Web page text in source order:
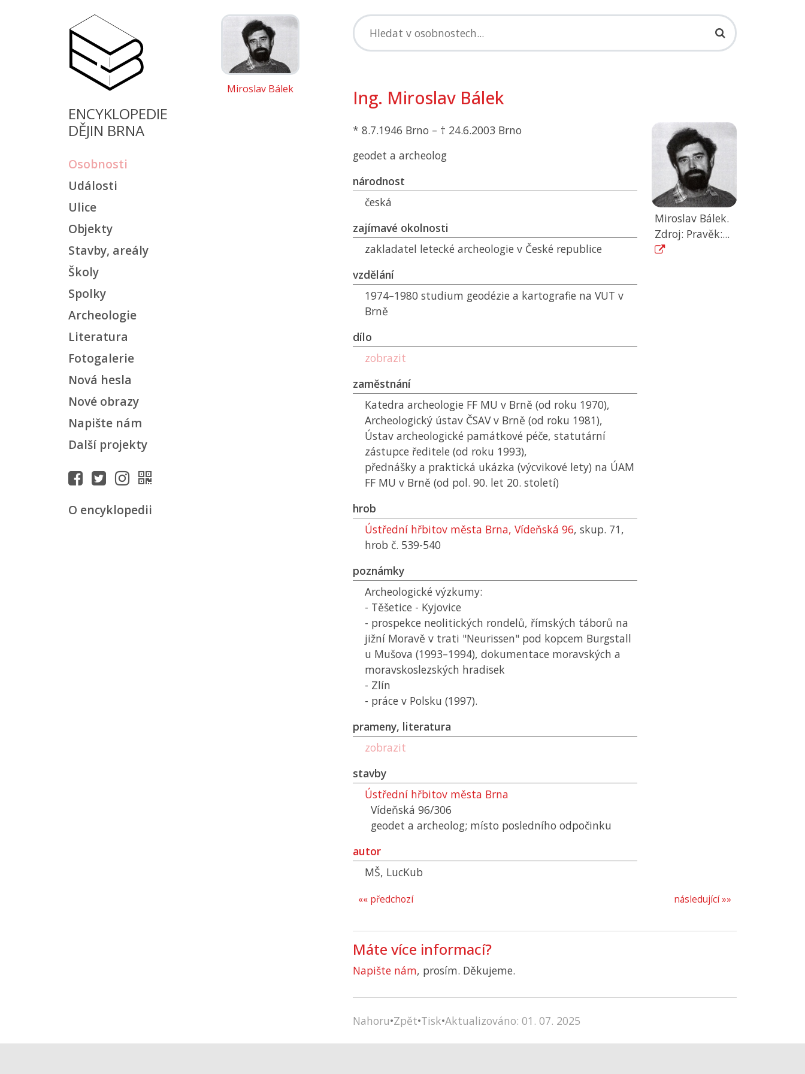
ENCYKLOPEDIE
DĚJIN BRNA
Osobnosti
Události
Ulice
Objekty
Stavby, areály
Školy
Spolky
Archeologie
Literatura
Fotogalerie
Nová hesla
Nové obrazy
Napište nám
Další projekty
O encyklopedii
Miroslav Bálek Ing. Miroslav Bálek
* 8.7.1946 Brno – † 24.6.2003 Brno
geodet a archeolog
národnost
česká
zajímavé okolnosti
zakladatel letecké archeologie v České republice
vzdělání
1974–1980 studium geodézie a kartografie na VUT v
Brně
dílo
zobrazit
zaměstnání
Katedra archeologie FF MU v Brně (od roku 1970),
Archeologický ústav ČSAVv Brně (od roku 1981),
Ústav archeologické památkové péče, statutární
zástupce ředitele (od roku 1993),
přednášky a praktická ukázka (výcvikové lety) na ÚAM
FF MU v Brně (od pol. 90. let 20. století)
hrob
Ústřední hřbitov města Brna, Vídeňská 96, skup. 71,
hrob č. 539-540
poznámky
Archeologické výzkumy:
- Těšetice - Kyjovice
- prospekce neolitických rondelů, římských táborů na
jižní Moravě v trati "Neurissen" pod kopcem Burgstall
u Mušova (1993–1994), dokumentace moravských a
moravskoslezských hradisek
- Zlín
- práce v Polsku (1997).
prameny, literatura
zobrazit
stavby
Ústřední hřbitov města Brna
Vídeňská 96/306
geodet a archeolog; místo posledního odpočinku
autor
MŠ, LucKub
Miroslav Bálek.
Zdroj: Pravěk:...
následující »»
«« předchozí
Máte více informací?
Napište nám, prosím. Děkujeme.
Nahoru•Zpět•Tisk•Aktualizováno: 01. 07. 2025